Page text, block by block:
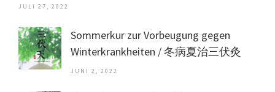
JULI 27, 2022
Sommerkur zur Vorbeugung gegen
Winterkrankheiten / 冬病夏治三伏灸
JUNI 2, 2022